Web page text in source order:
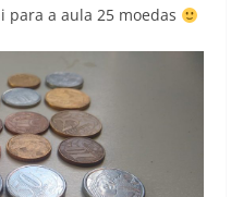
para a aula 25 moedas